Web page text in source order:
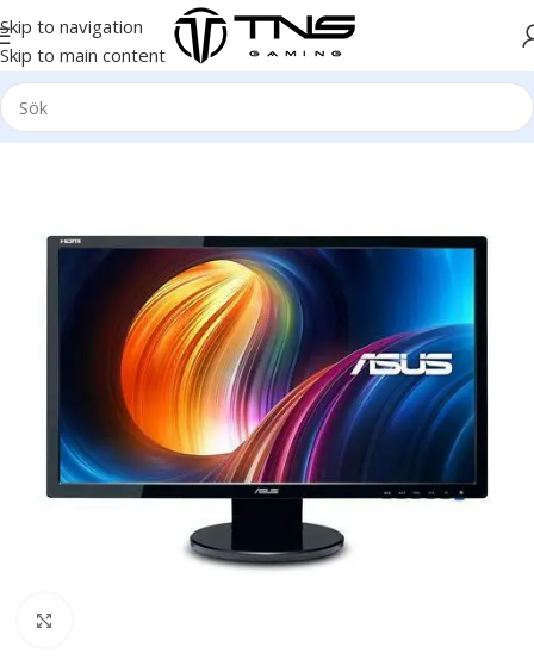
Skip to navigation
Skip to main content